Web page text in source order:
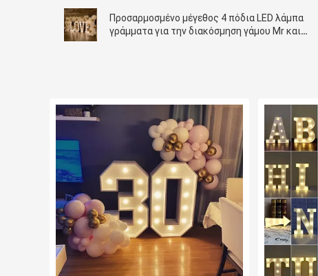
Προσαρμοσμένο μέγεθος 4 πόδια LED λάμπα
γράμματα για την διακόσμηση γάμου Mr και